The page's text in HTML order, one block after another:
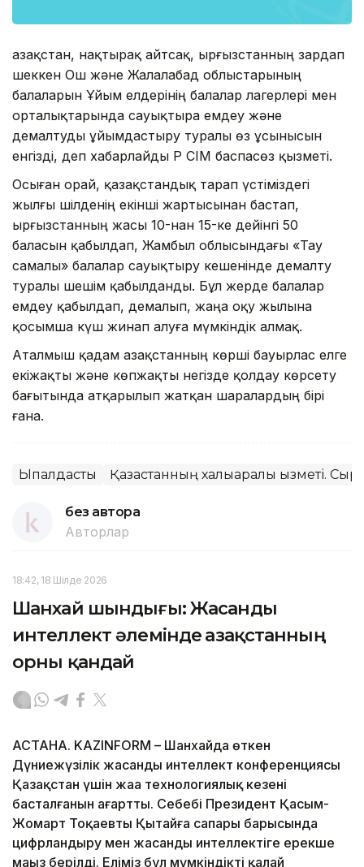
Қазақстан, нақтырақ айтсақ, Қырғызстанның зардап
шеккен Ош және Жалалабад облыстарының
балаларын Ұйым елдерінің балалар лагерлері мен
орталықтарында сауықтыра емдеу және
демалтуды ұйымдастыру туралы өз ұсынысын
енгізді, деп хабарлайды ҚР СІМ баспасөз қызметі.
Осыған орай, қазақстандық тарап үстіміздегі
жылғы шілденің екінші жартысынан бастап,
Қырғызстанның жасы 10-нан 15-ке дейінгі 50
баласын қабылдап, Жамбыл облысындағы «Тау
самалы» балалар сауықтыру кешенінде демалту
туралы шешім қабылданды. Бұл жерде балалар
емдеу қабылдап, демалып, жаңа оқу жылына
қосымша күш жинап алуға мүмкіндік алмақ.
Аталмыш қадам Қазақстанның көрші бауырлас елге
екіжақты және көпжақты негізде қолдау көрсету
бағытында атқарылып жатқан шаралардың бірі
ғана.
Ықпалдастық Қазақстанның халықаралық қызметі.
без автора
Авторлар
18:42, 18 Шілде 2026
Шанхай шындығы: Жасанды
интеллект әлемінде Қазақстанның
орны қандай
АСТАНА. KAZINFORM – Шанхайда өткен
Дүниежүзілік жасанды интеллект конференциясы
Қазақстан үшін жаңа технологиялық кезеңнің
басталғанын аңғартты. Себебі Президент Қасым-
Жомарт Тоқаевтың Қытайға сапары барысында
цифрландыру мен жасанды интеллектіге ерекше
маңыз берілді. Еліміз бұл мүмкіндікті қалай